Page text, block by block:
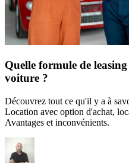
Quelle formule de
voiture ?
Découvrez tout ce qu'il y a à
Location avec option d'achat,
Avantages et inconvénients.